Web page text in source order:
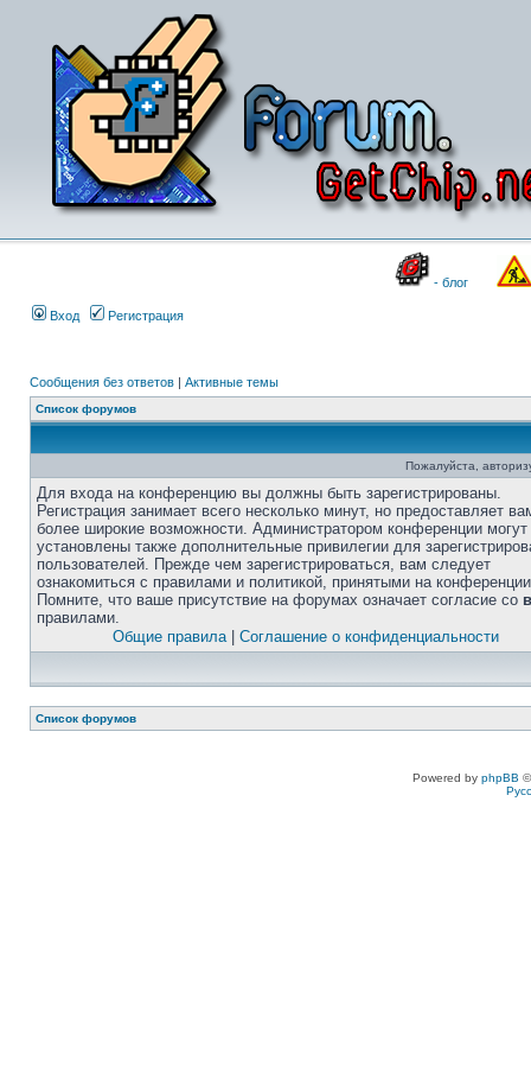
- блог
Вход Регистрация
Сообщения без ответов | Активные темы
Список форумов
Пожалуйста,
Для входа на конференцию вы должны быть зарегистрированы.
Регистрация занимает всего несколько минут, но предоставляет
более широкие возможности. Администратором конференции
установлены также дополнительные привилегии для
пользователей. Прежде чем зарегистрироваться, вам следует
ознакомиться с правилами и политикой, принятыми на
Помните, что ваше присутствие на форумах означает согласие со
правилами.
Общие правила| Соглашение о конфиденциальности
Список форумов
Powered by phpBB